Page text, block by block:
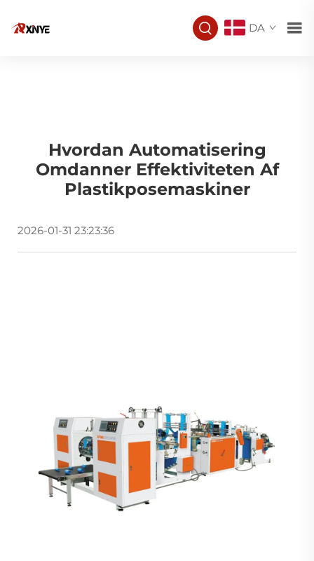
DA
Hvordan Automatisering
Omdanner Effektiviteten Af
Plastikposemaskiner
2026-01-31 23:23:36